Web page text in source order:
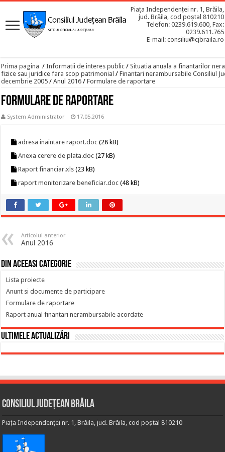
Piața Independenței nr. 1, Brăila,
jud. Brăila, cod poștal 810210
Telefon: 0239.619.600, Fax:
0239.611.765
E-mail: consiliu@cjbraila.ro
Prima pagina / Informatii de interes public / Situatia anuala a finantarilor
fizice sau juridice fara scop patrimonial / Finantari nerambursabile Consiliul
decembrie 2005 / Anul 2016 / Formulare de raportare
Formulare de raportare
System Administrator 17.05.2016
adresa inaintare raport.doc (28 kB)
Anexa cerere de plata.doc (27 kB)
Raport financiar.xls (23 kB)
raport monitorizare beneficiar.doc (48 kB)
Articolul anterior
Anul 2016
Din aceeasi categorie
Lista proiecte
Anunt si documente de participare
Formulare de raportare
Raport anual finantari nerambursabile acordate
Ultimele actualizări
Consiliul Județean Brăila
Piața Independenței nr. 1, Brăila, jud. Brăila, cod poștal 810210